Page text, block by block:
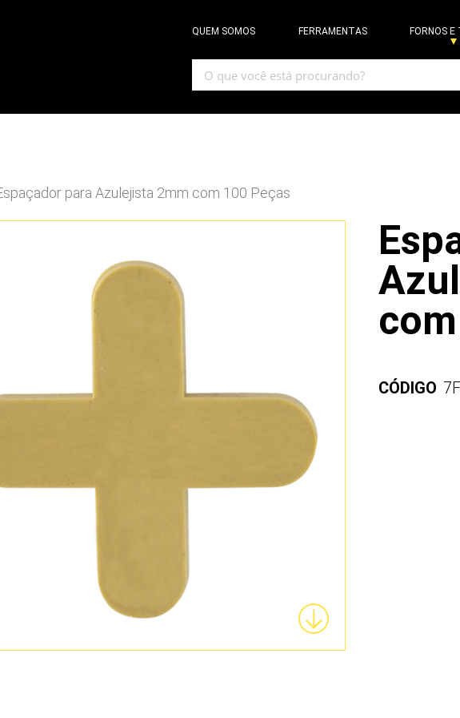
QUEM SOMOS FERRAMENTAS FORNOS E
para Azulejista 2mm com 100 Peças
CÓDIGO